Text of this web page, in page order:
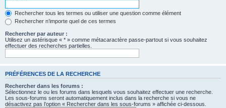
Rechercher tous les termes ou utiliser une question comme élément
Rechercher n’importe quel de ces termes
Rechercher par auteur :
Utilisez un astérisque « * » comme métacaractère passe-partout si vous souhaitez
effectuer des recherches partielles.
PRÉFÉRENCES DE LA RECHERCHE
Rechercher dans les forums :
Sélectionnez le ou les forums dans lesquels vous souhaitez effectuer une recherche.
Les sous-forums seront automatiquement inclus dans la recherche si vous ne
désactivez pas l’option « Rechercher dans les sous-forums » affichée ci-dessous.